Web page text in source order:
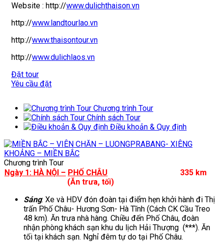
Website : http://www.dulichthaison.vn
http://www.landtourlao.vn
http://www.thaisontour.vn
http://www.dulichlaos.vn
Đặt tour
Yêu cầu đặt
Chương trình Tour
Chính sách Tour
Điều khoản & Quy định
Chương trình Tour
Ngày 1: HÀ NỘI – PHỐ CHÂU
335 km
(Ăn trưa, tối)
Sáng: Xe và HDV đón đoàn tại điểm hẹn khởi hành đi Thị
trấn Phố Châu- Hương Sơn- Hà Tĩnh (Cách CK Cầu Treo
48 km). Ăn trưa nhà hàng. Chiều đến Phố Châu, đoàn
nhận phòng khách sạn khu du lịch Hải Thượng (***). Ăn
tối tại khách sạn. Nghỉ đêm tự do tại Phố Châu.